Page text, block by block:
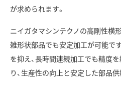
が求められます。
ニイガタマシンテクノの高剛性横
雑形状部品でも安定加工が可能で
を抑え、長時間連続加工でも精度
り、生産性の向上と安定した部品供